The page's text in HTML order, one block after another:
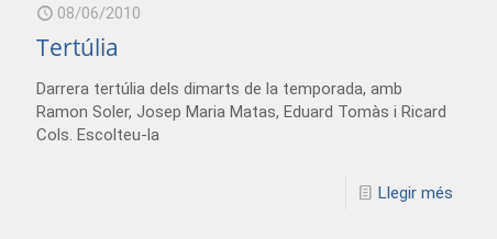
08/06/2010
Tertúlia
Darrera tertúlia dels dimarts de la temporada, amb
Ramon Soler, Josep Maria Matas, Eduard Tomàs i Ricard
Cols. Escolteu-la
Llegir més